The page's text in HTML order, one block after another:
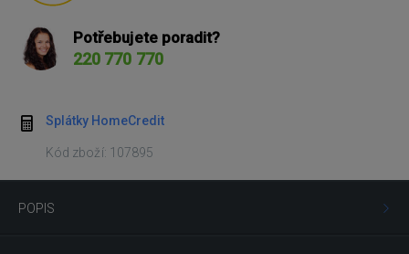
Potřebujete poradit?
220 770 770
Splátky HomeCredit
Kód zboží: 107895
POPIS